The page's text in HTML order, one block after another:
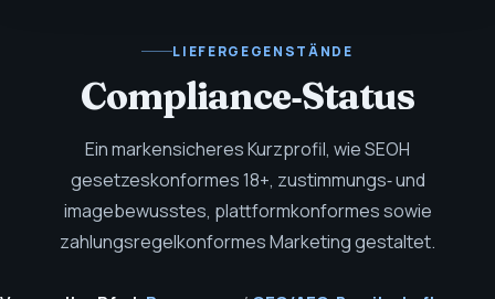
LIEFERGEGENSTÄNDE
Compliance‑Status
Ein markensicheres Kurzprofil, wie SEOH
gesetzeskonformes 18+, zustimmungs‑ und
imagebewusstes, plattformkonformes sowie
zahlungsregelkonformes Marketing gestaltet.